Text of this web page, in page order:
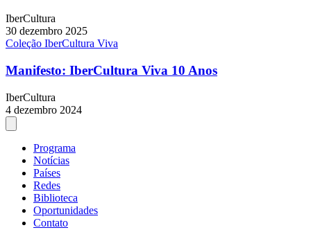
IberCultura
30 dezembro 2025
Coleção IberCultura Viva
Manifesto: IberCultura Viva 10 Anos
IberCultura
4 dezembro 2024
Programa
Notícias
Países
Redes
Biblioteca
Oportunidades
Contato